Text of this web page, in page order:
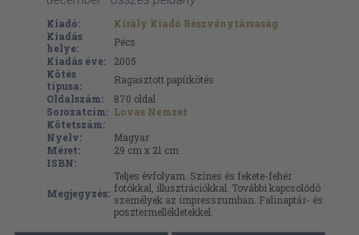
Kiadó:
Király Kiadó Részvénytársaság
Kiadás
helye:
Pécs
Kiadás éve:
2005
Kötés
típusa:
Ragasztott papírkötés
Oldalszám:
870 oldal
Sorozatcím: Lovas Nemzet
Kötetszám:
Nyelv:
Magyar
Méret:
29 cm x 21 cm
ISBN:
Megjegyzés:
Teljes évfolyam. Színes és fekete-fehér
fotókkal, illusztrációkkal. További kapcsolódó
személyek az impresszumban. Falinaptár- és
posztermellékletekkel.